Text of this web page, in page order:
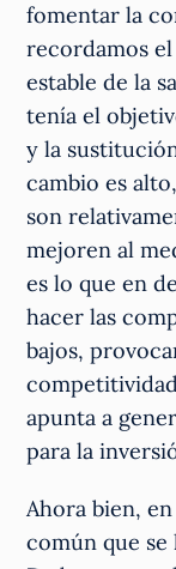
fomentar la
recordamos
estable de la
tenía el
y la
cambio es
son
mejoren al
es lo que en
hacer las
bajos,
apunta a
para la
Ahora bien,
común que se